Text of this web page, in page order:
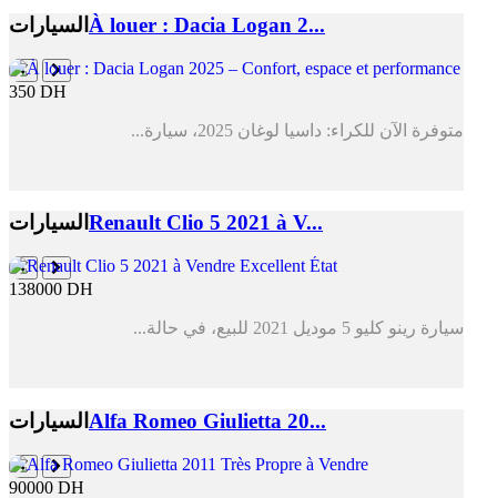
السيارات À louer : Dacia Logan 2...
350 DH
متوفرة الآن للكراء: داسيا لوغان 2025، سيارة...
السيارات Renault Clio 5 2021 à V...
138000 DH
سيارة رينو كليو 5 موديل 2021 للبيع، في حالة...
السيارات Alfa Romeo Giulietta 20...
90000 DH